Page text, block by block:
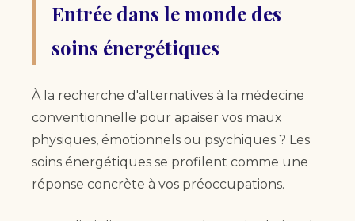
Entrée dans le monde des
soins énergétiques
À la recherche d'alternatives à la médecine
conventionnelle pour apaiser vos maux
physiques, émotionnels ou psychiques ? Les
soins énergétiques se profilent comme une
réponse concrète à vos préoccupations.